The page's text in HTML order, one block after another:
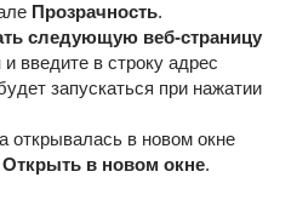
Прозрачность.
следующую веб-страницу
и введите в строку адрес
запускаться при нажатии
открывалась в новом окне
Открыть в новом окне.